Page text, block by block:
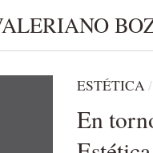
ESTÉTICA
En